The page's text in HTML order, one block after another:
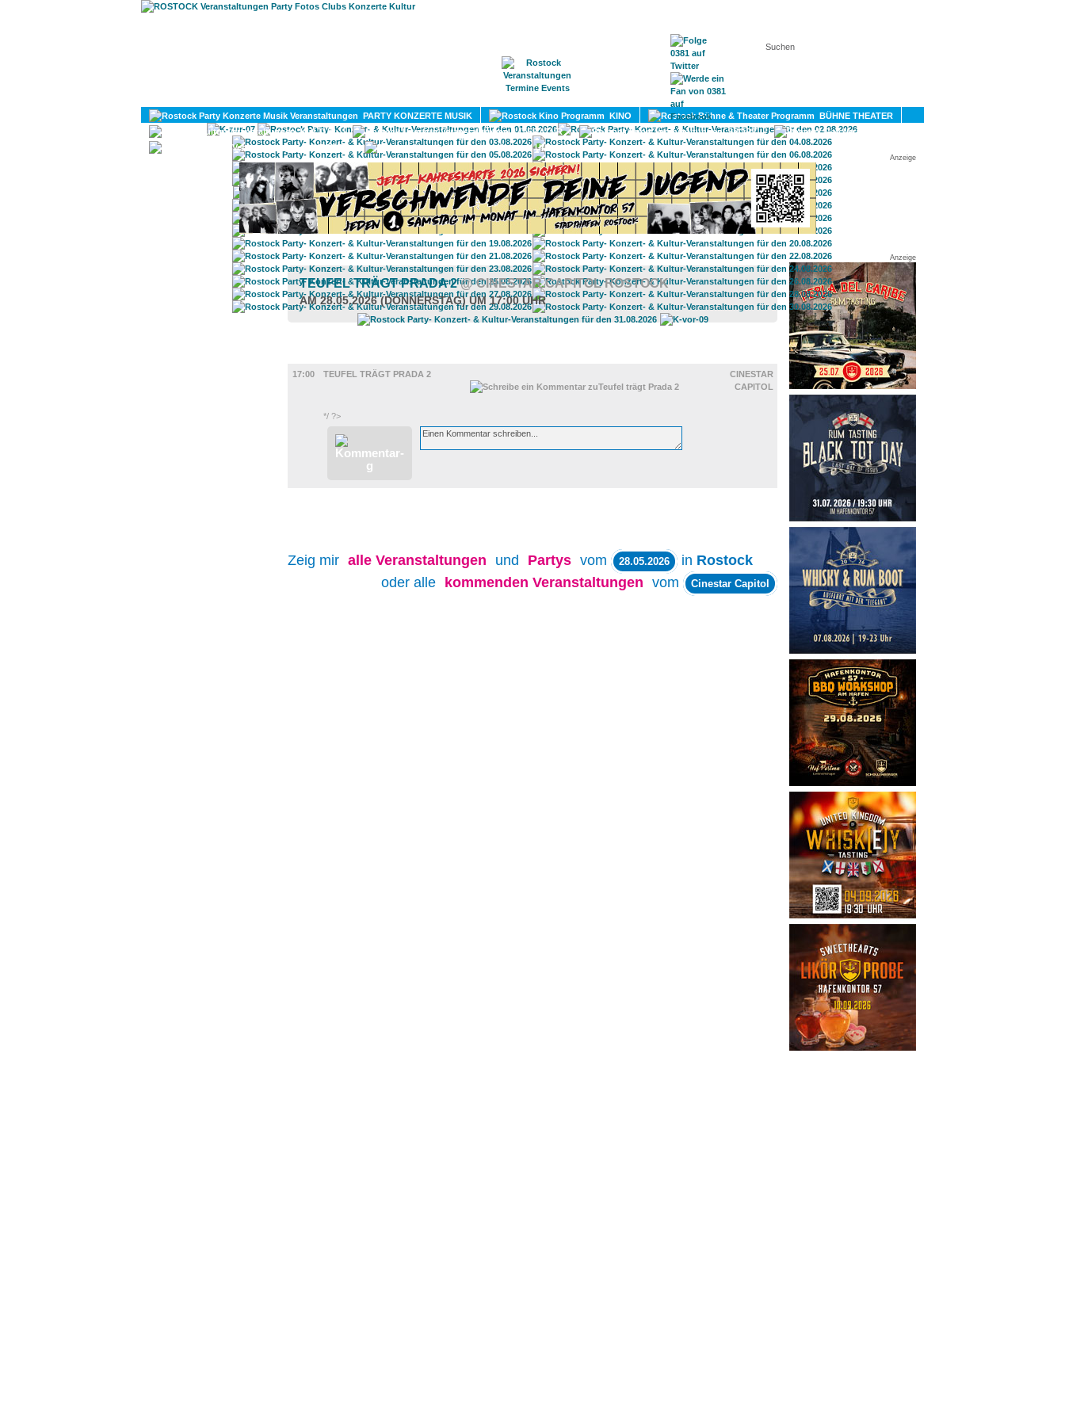
KONTAKT
PARTY KONZERTE MUSIK KINO
BÜHNE THEATER
KULTUR
LITERATUR SPORT
DIVERSES
UMLAND
Anzeige
Anzeige
TEUFEL TRÄGT PRADA 2@ CINESTAR CAPITOL ROSTOCK
AM 28.05.2026 (DONNERSTAG) UM 17:00 UHR
17:00
TEUFEL TRÄGT PRADA 2
CINESTAR
CAPITOL
*/ ?>
Zeig mir alle Veranstaltungen und Partys vom 28.05.2026 in Rostock
oder alle
kommenden Veranstaltungen vom Cinestar Capitol